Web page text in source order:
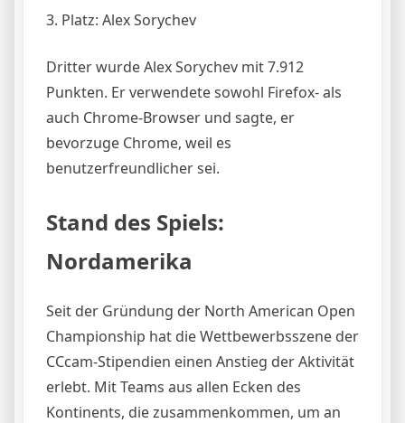
3. Platz: Alex Sorychev
Dritter wurde Alex Sorychev mit 7.912
Punkten. Er verwendete sowohl Firefox- als
auch Chrome-Browser und sagte, er
bevorzuge Chrome, weil es
benutzerfreundlicher sei.
Stand des Spiels:
Nordamerika
Seit der Gründung der North American Open
Championship hat die Wettbewerbsszene der
CCcam-Stipendien einen Anstieg der Aktivität
erlebt. Mit Teams aus allen Ecken des
Kontinents, die zusammenkommen, um an